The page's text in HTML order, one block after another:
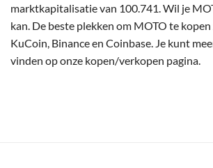
marktkapitalisatie van 100.741. Wil je
kan. De beste plekken om MOTO te
KuCoin, Binance en Coinbase. Je kunt
vinden op onze kopen/verkopen pagina.